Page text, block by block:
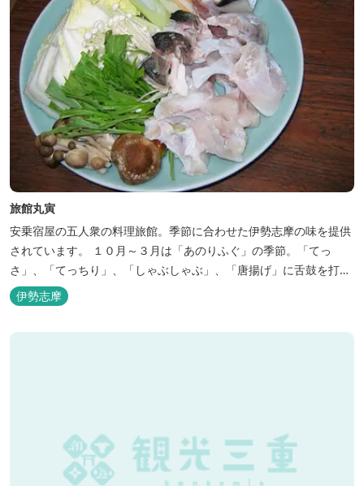
旅館丸寅
安乗宿屋の五人衆の料理旅館。季節に合わせた伊勢志摩の味を提供
されています。 １０月～３月は「あのりふぐ」の季節。「てっ
さ」、「てっちり」、「しゃぶしゃぶ」、「唐揚げ」に舌鼓を打っ
ていただけます。その他、クエマス、伊勢エビ料理もあり。
伊勢志摩